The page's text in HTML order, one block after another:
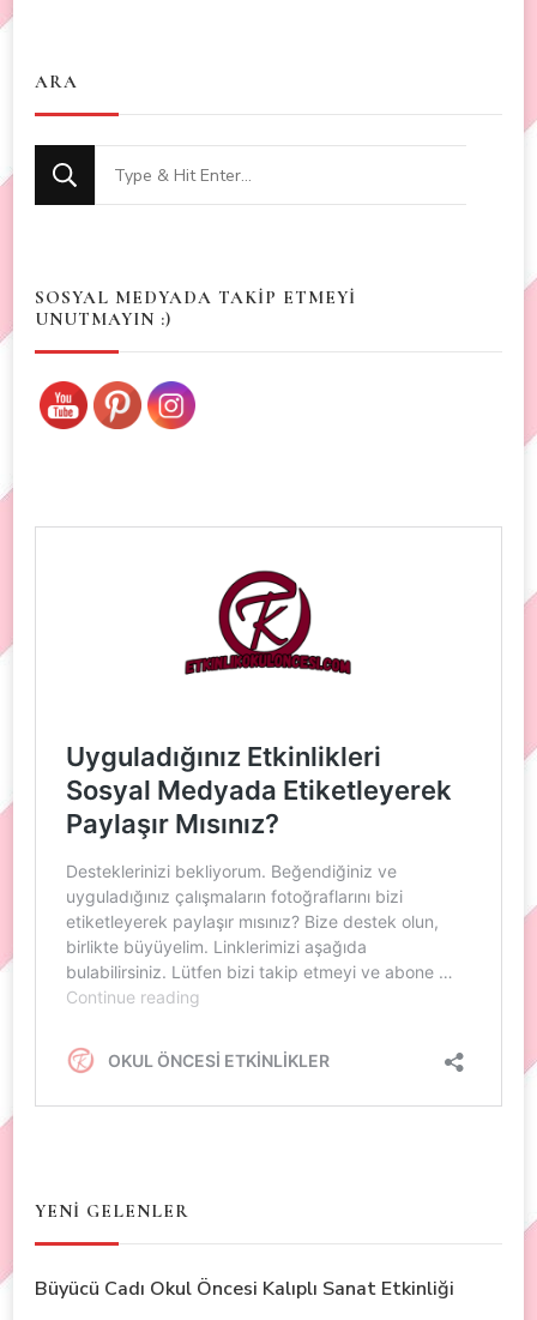
ARA
Looking
for
SOSYAL MEDYADA TAKİP ETMEYİ
UNUTMAYIN :)
YENİ GELENLER
Büyücü Cadı Okul Öncesi Kalıplı Sanat Etkinliği